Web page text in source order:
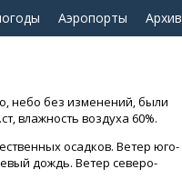
Аэропорты Архив
небо без изменений, были
влажность воздуха 60%.
осадков. Ветер юго-
дождь. Ветер северо-